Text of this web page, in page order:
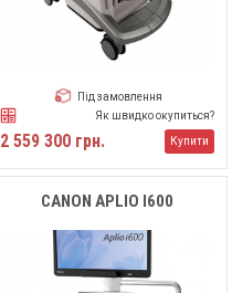
Під замовлення
Як швидко окупиться?
2 559 300 грн. Купити
CANON APLIO I600